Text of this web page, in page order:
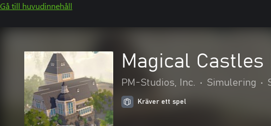
Gå till huvudinnehåll
Magical
PM-Studios, Inc. • Simulering •
Kräver ett spel